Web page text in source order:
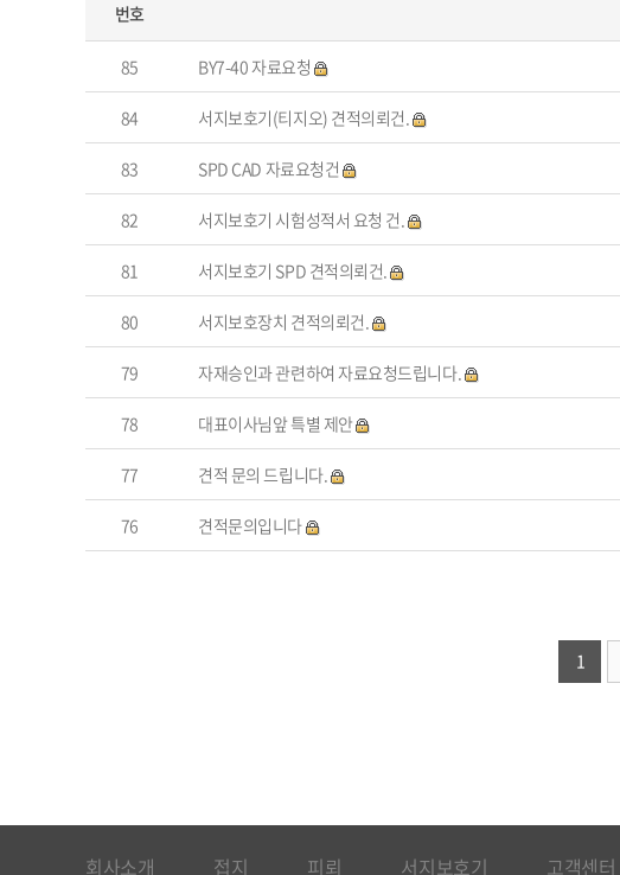
번호
85 BY7-40 자료요청
84 서지보호기(티지오) 견적의뢰건.
83 SPD CAD 자료요청건
82 서지보호기 시험성적서 요청 건.
81 서지보호기 SPD 견적의뢰건.
80 서지보호장치 견적의뢰건.
79 자재승인과 관련하여 자료요청드립니다.
78 대표이사님앞 특별 제안
77 견적 문의 드립니다.
76 견적문의입니다
1
회사소개 접지 피뢰 서지보호기 고객센터